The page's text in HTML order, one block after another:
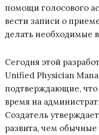
помощи голосового
вести записи о
делать необходимые
Сегодня этой
Unified Physician
подтверждающие, что
время на
Создатель
развита, чем